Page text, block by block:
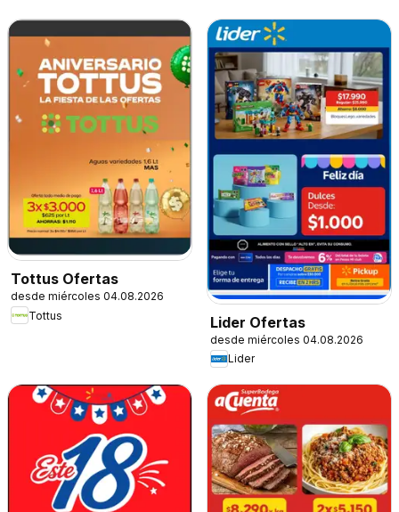
Tottus Ofertas
desde miércoles 04.08.2026
Tottus
Lider Ofertas
desde miércoles 04.08.2026
Lider